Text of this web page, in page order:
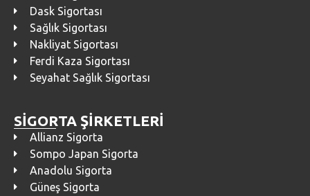
Dask Sigortası
Sağlık Sigortası
Nakliyat Sigortası
Ferdi Kaza Sigortası
Seyahat Sağlık Sigortası
SİGORTA ŞİRKETLERİ
Allianz Sigorta
Sompo Japan Sigorta
Anadolu Sigorta
Güneş Sigorta